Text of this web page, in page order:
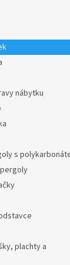
nábytku
s
plachty a